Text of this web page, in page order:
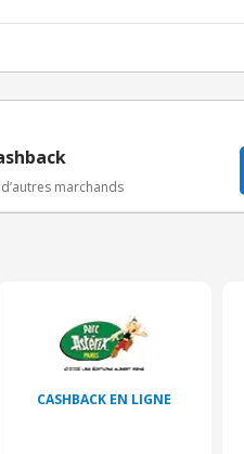
1€ supplémentaire crédité après le
chez eBuyClub.
marchands
CASHBACK EN LIGNE